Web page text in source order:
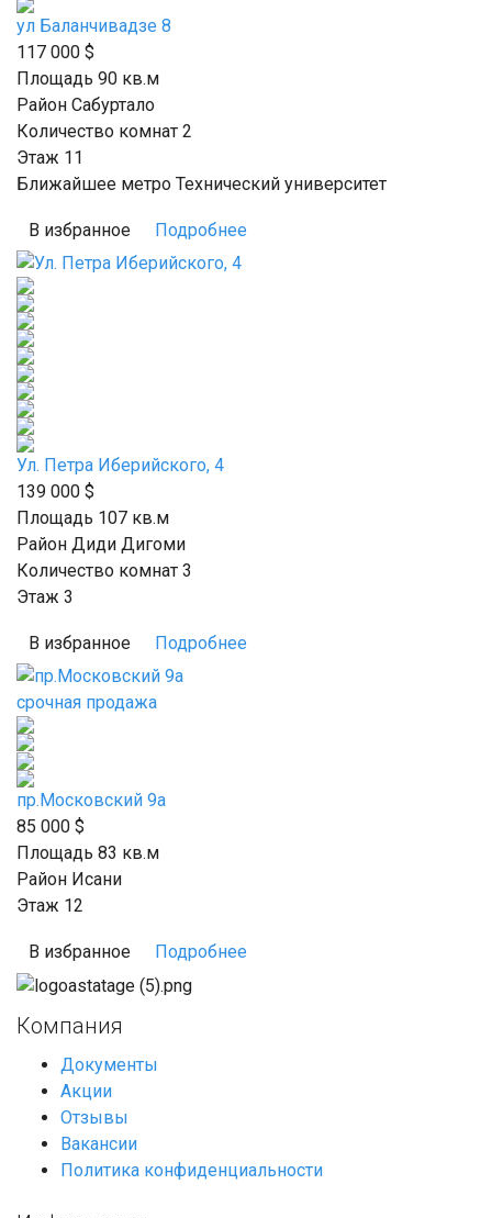
ул Баланчивадзе 8
117 000 $
Площадь 90 кв.м
Район Сабуртало
Количество комнат 2
Этаж 11
Ближайшее метро Технический университет
В избранное Подробнее
Ул. Петра Иберийского, 4
139 000 $
Площадь 107 кв.м
Район Диди Дигоми
Количество комнат 3
Этаж 3
В избранное Подробнее
срочная продажа
пр.Московский 9а
85 000 $
Площадь 83 кв.м
Район Исани
Этаж 12
В избранное Подробнее
Компания
Документы
Акции
Отзывы
Вакансии
Политика конфиденциальности